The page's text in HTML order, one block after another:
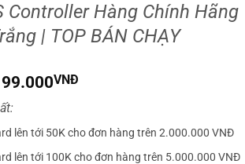
Controller Hàng Chính Hãng
| TOP BÁN CHẠY
gốc
VNĐ
là:
lên tới 50K cho đơn hàng trên 2.000.000 VNĐ
lên tới 100K cho đơn hàng trên 5.000.000 VNĐ